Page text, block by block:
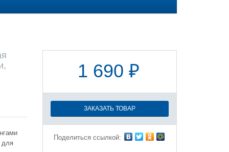
для
1 690 ₽
ЗАКАЗАТЬ ТОВАР
Поделиться ссылкой: